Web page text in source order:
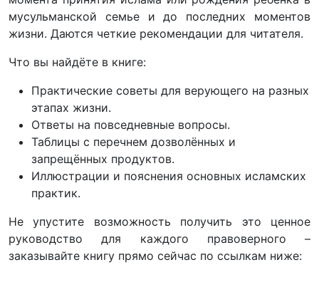
мусульманской семье и до последних моментов
жизни. Даются четкие рекомендации для читателя.
Что вы найдёте в книге:
Практические советы для верующего на разных
этапах жизни.
Ответы на повседневные вопросы.
Таблицы с перечнем дозволённых и
запрещённых продуктов.
Иллюстрации и пояснения основных исламских
практик.
Не упустите возможность получить это ценное
руководство для каждого правоверного –
заказывайте книгу прямо сейчас по ссылкам ниже: